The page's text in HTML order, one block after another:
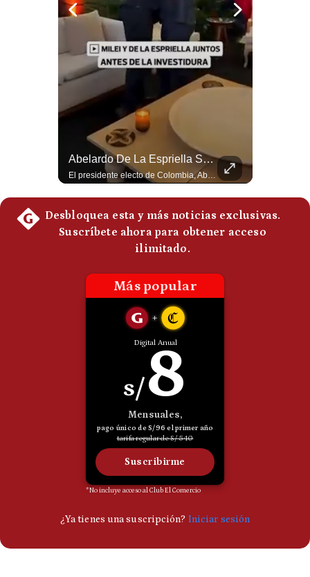
Preguntas
Abelardo De La Espriella Se Reúne Con Javier Milei En Cali | Gestión Mundo
El presidente electo de Colombia, Abelardo de la Espriella, sostuvo una reunión bilateral en Cali con el mandatario argentino Javier Milei. El encuentro se dio pocas horas antes de la ceremonia de investidura presidencial para el periodo 2026-2030, marcando el inicio de una nueva alianza estratégica regional. #DeLaEspriella #JavierMilei #Colombia #Argentina #PoliticaLatina #Shorts 👉 Suscríbete y activa la campana para no perderte nuestro análisis diario. 🌎 Síguenos en nuestras redes sociales: 📌 Web oficial: https://gestion.pe/mundo/ 📌 LinkedIn: http://bit.ly/3HYIET0 📌 X (Twitter): http://bit.ly/4noZtX9 📌 TikTok: http://bit.ly/4evB6TO